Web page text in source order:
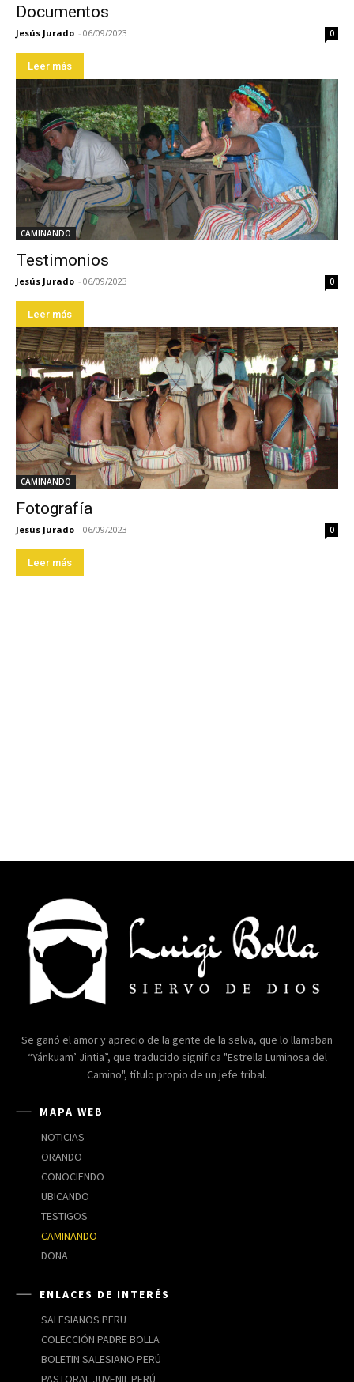
Documentos
Jesús Jurado - 06/09/2023 0
Leer más
CAMINANDO
Testimonios
Jesús Jurado - 06/09/2023 0
Leer más
CAMINANDO
Fotografía
Jesús Jurado - 06/09/2023 0
Leer más
Se ganó el amor y aprecio de la gente de la selva, que lo llamaban
“Yánkuam’ Jintia”, que traducido significa "Estrella Luminosa del
Camino", título propio de un jefe tribal.
MAPA WEB
NOTICIAS
ORANDO
CONOCIENDO
UBICANDO
TESTIGOS
CAMINANDO
DONA
ENLACES DE INTERÉS
SALESIANOS PERU
COLECCIÓN PADRE BOLLA
BOLETIN SALESIANO PERÚ
PASTORAL JUVENIL PERÚ